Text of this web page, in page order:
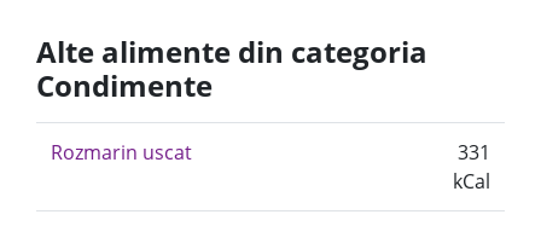
Alte alimente din categoria
Condimente
Rozmarin uscat
331
kCal